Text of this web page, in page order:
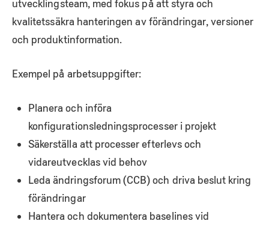
utvecklingsteam, med fokus på att styra och
kvalitetssäkra hanteringen av förändringar, versioner
och produktinformation.
Exempel på arbetsuppgifter:
Planera och införa
konfigurationsledningsprocesser i projekt
Säkerställa att processer efterlevs och
vidareutvecklas vid behov
Leda ändringsforum (CCB) och driva beslut kring
förändringar
Hantera och dokumentera baselines vid